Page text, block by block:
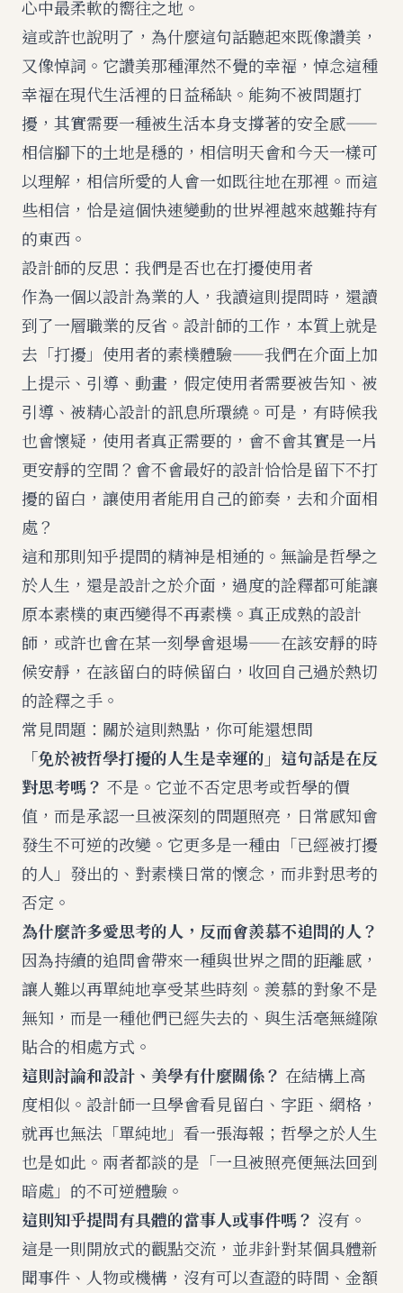
心中最柔軟的嚮往之地。
這或許也說明了，為什麼這句話聽起來既像讚美，
又像悼詞。它讚美那種渾然不覺的幸福，悼念這種
幸福在現代生活裡的日益稀缺。能夠不被問題打
擾，其實需要一種被生活本身支撐著的安全感——
相信腳下的土地是穩的，相信明天會和今天一樣可
以理解，相信所愛的人會一如既往地在那裡。而這
些相信，恰是這個快速變動的世界裡越來越難持有
的東西。
設計師的反思：我們是否也在打擾使用者
作為一個以設計為業的人，我讀這則提問時，還讀
到了一層職業的反省。設計師的工作，本質上就是
去「打擾」使用者的素樸體驗——我們在介面上加
上提示、引導、動畫，假定使用者需要被告知、被
引導、被精心設計的訊息所環繞。可是，有時候我
也會懷疑，使用者真正需要的，會不會其實是一片
更安靜的空間？會不會最好的設計恰恰是留下不打
擾的留白，讓使用者能用自己的節奏，去和介面相
處？
這和那則知乎提問的精神是相通的。無論是哲學之
於人生，還是設計之於介面，過度的詮釋都可能讓
原本素樸的東西變得不再素樸。真正成熟的設計
師，或許也會在某一刻學會退場——在該安靜的時
候安靜，在該留白的時候留白，收回自己過於熱切
的詮釋之手。
常見問題：關於這則熱點，你可能還想問
「免於被哲學打擾的人生是幸運的」這句話是在反
對思考嗎？ 不是。它並不否定思考或哲學的價
值，而是承認一旦被深刻的問題照亮，日常感知會
發生不可逆的改變。它更多是一種由「已經被打擾
的人」發出的、對素樸日常的懷念，而非對思考的
否定。
為什麼許多愛思考的人，反而會羨慕不追問的人？
因為持續的追問會帶來一種與世界之間的距離感，
讓人難以再單純地享受某些時刻。羨慕的對象不是
無知，而是一種他們已經失去的、與生活毫無縫隙
貼合的相處方式。
這則討論和設計、美學有什麼關係？ 在結構上高
度相似。設計師一旦學會看見留白、字距、網格，
就再也無法「單純地」看一張海報；哲學之於人生
也是如此。兩者都談的是「一旦被照亮便無法回到
暗處」的不可逆體驗。
這則知乎提問有具體的當事人或事件嗎？ 沒有。
這是一則開放式的觀點交流，並非針對某個具體新
聞事件、人物或機構，沒有可以查證的時間、金額